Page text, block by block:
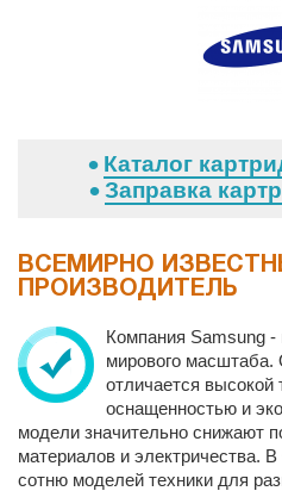
Каталог
Заправка
ВСЕМИРНО
ПРОИЗВОДИТЕЛЬ
Компания Samsung -
мирового масштаба.
отличается высокой
оснащенностью и
модели значительно снижают
материалов и электричества.
сотню моделей техники для